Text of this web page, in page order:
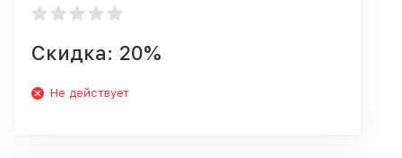
Скидка: 20%
Не действует